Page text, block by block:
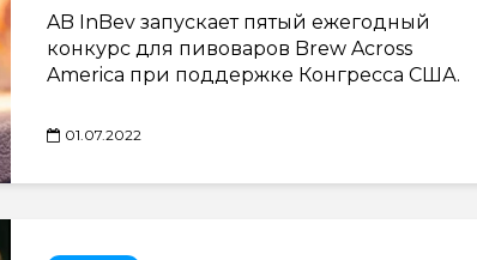
AB InBev запускает пятый ежегодный
конкурс для пивоваров Brew Across
America при поддержке Конгресса США.
01.07.2022